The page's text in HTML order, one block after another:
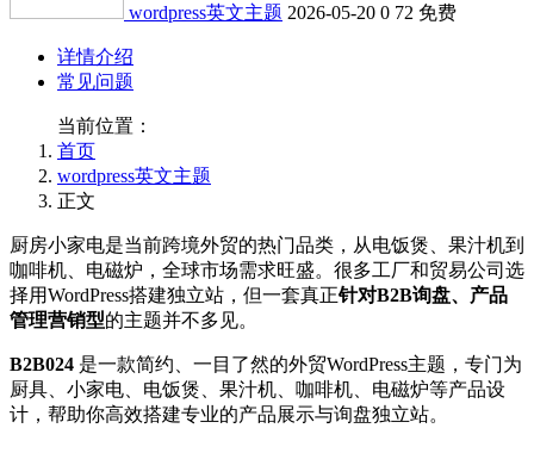
wordpress英文主题 2026-05-20 0 72 免费
详情介绍
常见问题
当前位置：
首页
wordpress英文主题
正文
厨房小家电是当前跨境外贸的热门品类，从电饭煲、果汁机到
咖啡机、电磁炉，全球市场需求旺盛。很多工厂和贸易公司选
择用WordPress搭建独立站，但一套真正针对B2B询盘、产品
管理营销型的主题并不多见。
B2B024 是一款简约、一目了然的外贸WordPress主题，专门为
厨具、小家电、电饭煲、果汁机、咖啡机、电磁炉等产品设
计，帮助你高效搭建专业的产品展示与询盘独立站。